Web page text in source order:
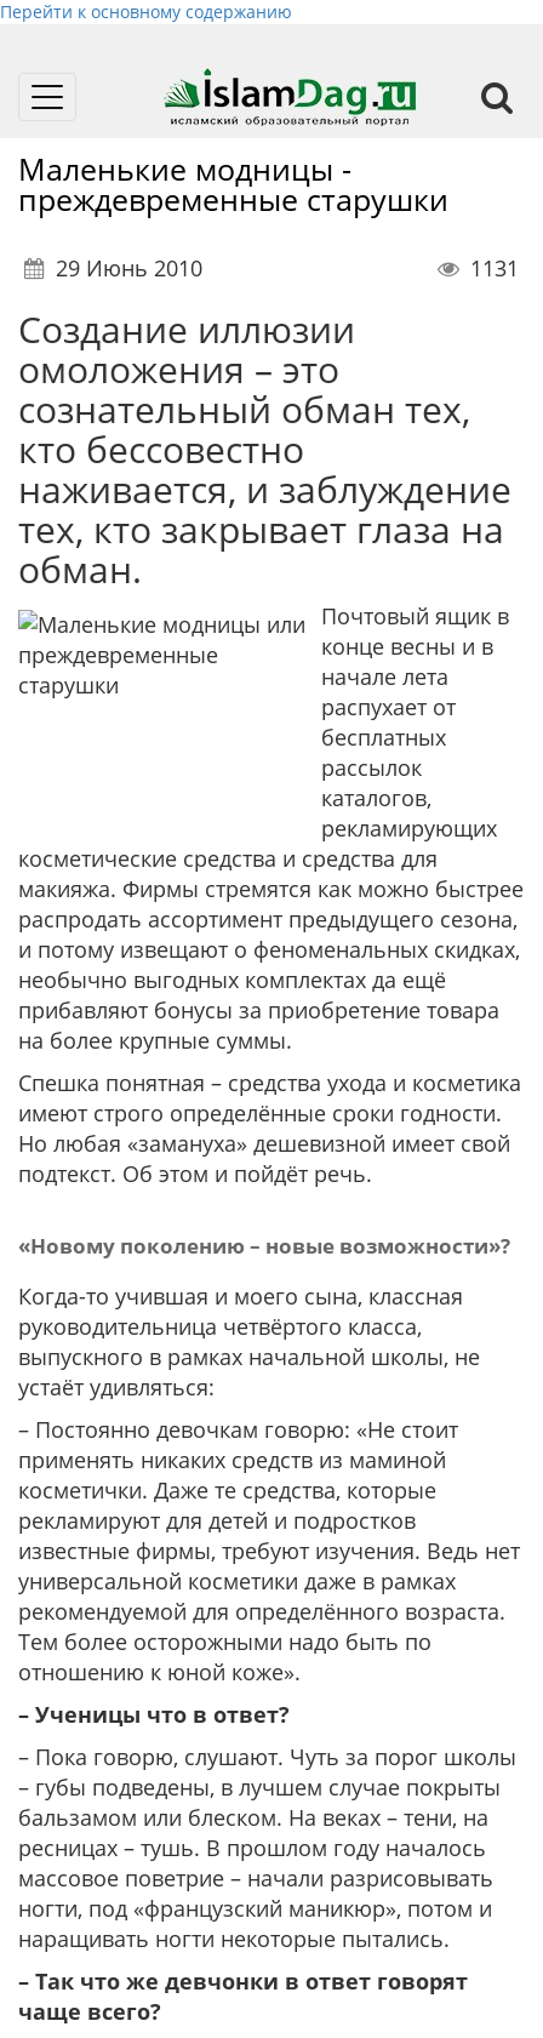
Перейти к основному содержанию
Toggle
Маленькие модницы -
преждевременные старушки
29 Июнь 2010 1131
Создание иллюзии
омоложения – это
сознательный обман тех,
кто бессовестно
наживается, и заблуждение
тех, кто закрывает глаза на
обман.
Почтовый ящик в
конце весны и в
начале лета
распухает от
бесплатных
рассылок
каталогов,
рекламирующих
косметические средства и средства для
макияжа. Фирмы стремятся как можно быстрее
распродать ассортимент пре­дыдущего сезона,
и потому извещают о феноменальных скидках,
необычно выгодных комплектах да ещё
прибавляют бонусы за приобретение товара
на более крупные суммы.
Спешка понятная – средства ухода и косметика
имеют строго определённые сроки годности.
Но любая «замануха» дешевизной имеет свой
подтекст. Об этом и пойдёт речь.
«Новому поколению – новые возможности»?
Когда-то учившая и моего сына, классная
руководительница четвёртого класса,
выпускного в рамках начальной школы, не
устаёт удивляться:
– Постоянно девочкам говорю: «Не стоит
применять никаких средств из маминой
косметички. Даже те средства, которые
рекламируют для детей и подростков
известные фирмы, требуют изучения. Ведь нет
универсальной косметики даже в рамках
рекомендуемой для определённого возраста.
Тем более осторожными надо быть по
отношению к юной коже».
– Ученицы что в ответ?
– Пока говорю, слушают. Чуть за порог школы
– губы подведены, в лучшем случае покрыты
бальзамом или блеском. На веках – тени, на
ресницах – тушь. В прошлом году началось
массовое поветрие – начали разрисовывать
ногти, под «французский маникюр», потом и
наращивать ногти некоторые пытались.
– Так что же девчонки в ответ говорят
чаще всего?